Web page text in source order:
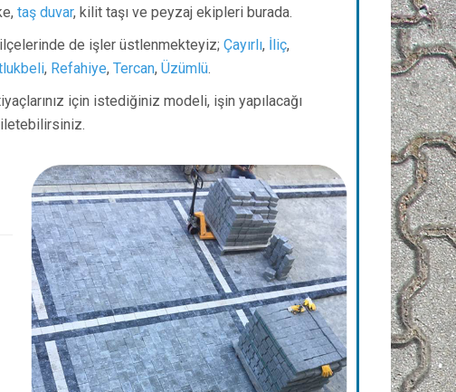
taş duvar, kilit taşı ve peyzaj ekipleri burada.
de işler üstlenmekteyiz; Çayırlı, İliç,
, Refahiye, Tercan, Üzümlü.
için istediğiniz modeli, işin yapılacağı